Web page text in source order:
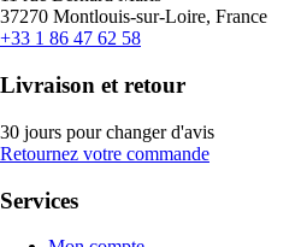
37270 Montlouis-sur-Loire, France
+33 1 86 47 62 58
Livraison et retour
30 jours pour changer d'avis
Retournez votre commande
Services